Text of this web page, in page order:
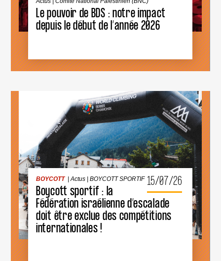
Actus |Comité National Palestinien (BNC)
Le pouvoir de BDS : notre impact
depuis le début de l’année 2026
:
NOTRE
IMPACT
DEPUIS
LE
2026
15/07/26
BOYCOTT |Actus |BOYCOTT SPORTIF
Boycott sportif : la
Fédération israélienne d’escalade
doit être exclue des compétitions
internationales !
BOYCOTT SPORTIF
BOYCOTT
SPORTIF
:
LA